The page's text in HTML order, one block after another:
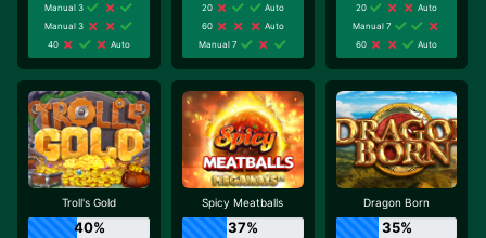
Manual 3
Manual 3
40
Auto
20
Auto
60
Auto
Manual 7
20
Auto
Manual 7
60
Auto
Troll's Gold
40%
Spicy Meatballs
37%
Dragon Born
35%